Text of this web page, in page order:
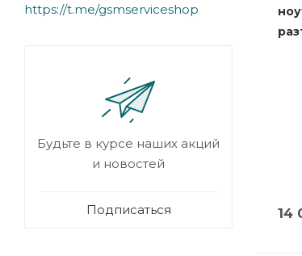
14
https://t.me/gsmserviceshop
Будьте в курсе наших акций
и новостей
Подписаться